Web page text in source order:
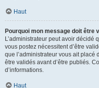
Haut
Pourquoi mon message doit être
L’administrateur peut avoir décidé
vous postez nécessitent d’être
que l’administrateur vous ait
être validés avant d’être publiés.
d’informations.
Haut